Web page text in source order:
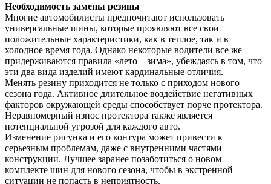
Необходимость замены резины
Многие автомобилисты предпочитают использовать
универсальные шины, которые проявляют все свои
положительные характеристики, как в теплое, так и в
холодное время года. Однако некоторые водители все же
придерживаются правила «лето – зима», убеждаясь в том, что
эти два вида изделий имеют кардинальные отличия.
Менять резину приходится не только с приходом нового
сезона года. Активное длительное воздействие негативных
факторов окружающей среды способствует порче протектора.
Неравномерный износ протектора также является
потенциальной угрозой для каждого авто.
Изменение рисунка и его контура может привести к
серьезным проблемам, даже с внутренними частями
конструкции. Лучшее заранее позаботиться о новом
комплекте шин для нового сезона, чтобы в экстренной
ситуации не попасть в неприятность.